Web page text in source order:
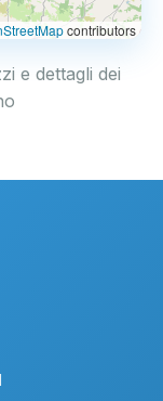
contributors
e dettagli dei